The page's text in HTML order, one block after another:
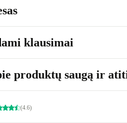
klausimai
produktų saugą ir
(4.6)